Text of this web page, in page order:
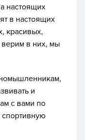
настоящих
в настоящих
красивых,
в них, мы
и
с вами по
спортивную